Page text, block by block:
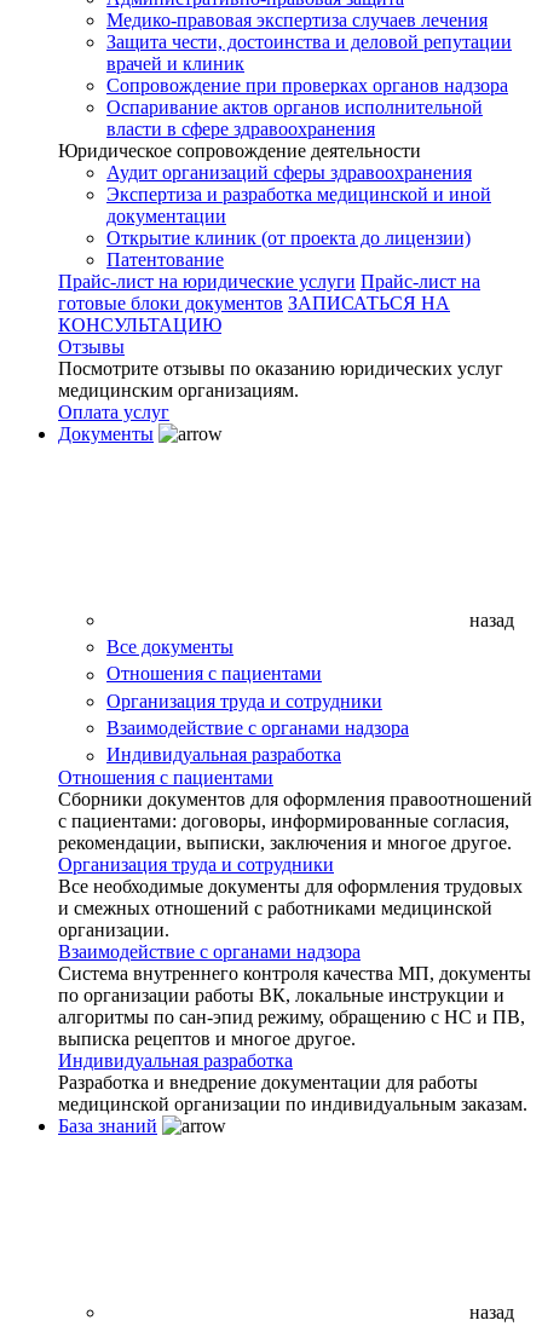
Медико-правовая экспертиза случаев лечения
Защита чести, достоинства и деловой репутации
врачей и клиник
Сопровождение при проверках органов надзора
Оспаривание актов органов исполнительной
власти в сфере здравоохранения
Юридическое сопровождение деятельности
Аудит организаций сферы здравоохранения
Экспертиза и разработка медицинской и иной
документации
Открытие клиник (от проекта до лицензии)
Патентование
Прайс-лист на юридические услуги Прайс-лист на
готовые блоки документов ЗАПИСАТЬСЯ НА
КОНСУЛЬТАЦИЮ
Отзывы
Посмотрите отзывы по оказанию юридических услуг
медицинским организациям.
Оплата услуг
Документы
назад
Все документы
Отношения с пациентами
Организация труда и сотрудники
Взаимодействие с органами надзора
Индивидуальная разработка
Отношения с пациентами
Сборники документов для оформления правоотношений
с пациентами: договоры, информированные согласия,
рекомендации, выписки, заключения и многое другое.
Организация труда и сотрудники
Все необходимые документы для оформления трудовых
и смежных отношений с работниками медицинской
организации.
Взаимодействие с органами надзора
Система внутреннего контроля качества МП, документы
по организации работы ВК, локальные инструкции и
алгоритмы по сан-эпид режиму, обращению с НС и ПВ,
выписка рецептов и многое другое.
Индивидуальная разработка
Разработка и внедрение документации для работы
медицинской организации по индивидуальным заказам.
База знаний
назад